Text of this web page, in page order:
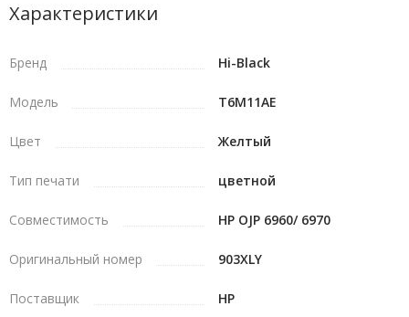
Характеристики
Бренд Hi-Black
Модель T6M11AE
Цвет Желтый
Тип печати цветной
Совместимость HP OJP 6960/ 6970
Оригинальный номер 903XLY
Поставщик HP